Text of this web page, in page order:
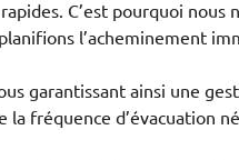
C’est pourquoi
l’acheminement
garantissant ainsi une
fréquence d’évacuation